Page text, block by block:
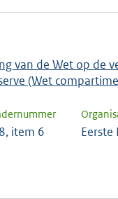
van de Wet op de
(Wet
item 6